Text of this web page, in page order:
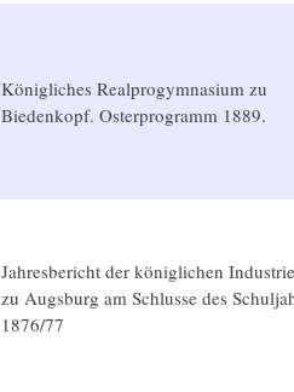
Königliches Realprogymnasium zu
Biedenkopf. Osterprogramm 1889.
Jahresbericht der königlichen
zu Augsburg am Schlusse des
1876/77